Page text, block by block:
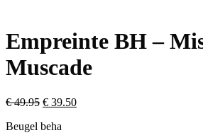
Empreinte BH –
Muscade
€49.95 Oorspronkelijke
was:
€ 39.50Huidige
Beugel beha